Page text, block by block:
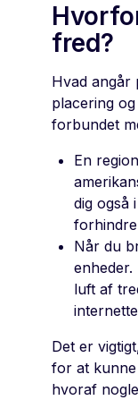
fred?
Hvad angår
placering
forbundet
En
dig også
Når du
luft af
Det er
for at
hvoraf